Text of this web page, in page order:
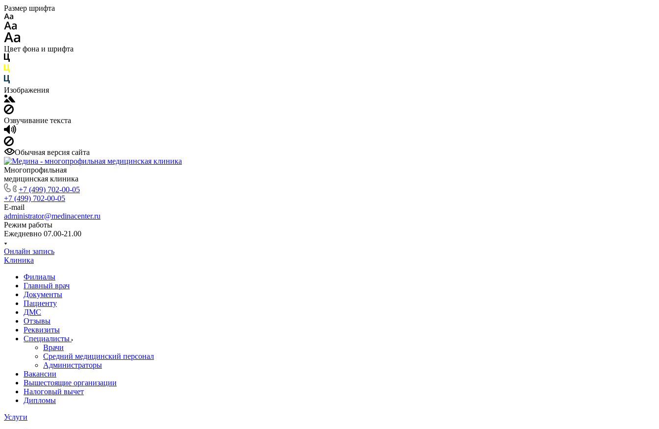
Размер шрифта
Цвет фона и шрифта
Изображения
Озвучивание текста
Обычная версия сайта
Многопрофильная
медицинская клиника
+7 (499) 702-00-05
+7 (499) 702-00-05
E-mail
administrator@medinacenter.ru
Режим работы
Ежедневно 07.00-21.00
Онлайн запись
Клиника
Филиалы
Главный врач
Документы
Пациенту
ДМС
Отзывы
Реквизиты
Специалисты
Врачи
Средний медицинский персонал
Администраторы
Вакансии
Вышестоящие организации
Налоговый вычет
Дипломы
Услуги